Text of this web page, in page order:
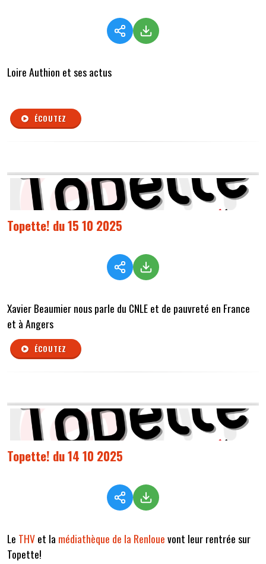
Loire Authion et ses actus
ÉCOUTEZ
Topette! du 15 10 2025
Xavier Beaumier nous parle du CNLE et de pauvreté en France
et à Angers
ÉCOUTEZ
Topette! du 14 10 2025
Le THVet la médiathèque de la Renlouevont leur rentrée sur
Topette!